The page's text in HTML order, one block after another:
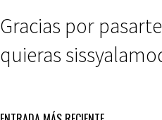
Gracias por
quieras